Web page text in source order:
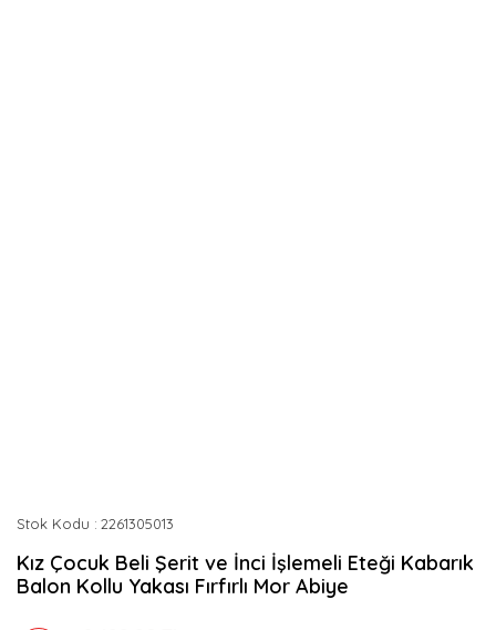
Stok Kodu 2261305013
Kız Çocuk Beli Şerit ve İnci İşlemeli Eteği Kabarık
Balon Kollu Yakası Fırfırlı Mor Abiye